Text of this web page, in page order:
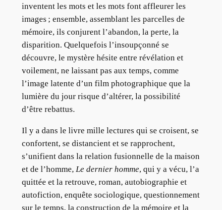
inventent les mots et les mots font affleurer les
images ; ensemble, assemblant les parcelles de
mémoire, ils conjurent l’abandon, la perte, la
disparition. Quelquefois l’insoupçonné se
découvre, le mystère hésite entre révélation et
voilement, ne laissant pas aux temps, comme
l’image latente d’un film photographique que la
lumière du jour risque d’altérer, la possibilité
d’être rebattus.
Il y a dans le livre mille lectures qui se croisent, se
confortent, se distancient et se rapprochent,
s’unifient dans la relation fusionnelle de la maison
et de l’homme, Le dernier homme, qui y a vécu, l’a
quittée et la retrouve, roman, autobiographie et
autofiction, enquête sociologique, questionnement
sur le temps, la construction de la mémoire et la